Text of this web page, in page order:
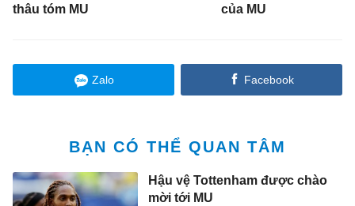
thâu tóm MU
của MU
Zalo Facebook
BẠN CÓ THỂ QUAN TÂM
Hậu vệ Tottenham được chào
mời tới MU